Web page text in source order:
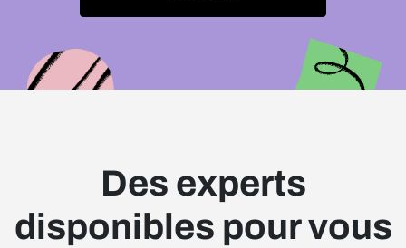
Des experts
disponibles pour vous